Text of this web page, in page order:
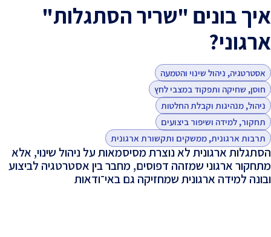
איך בונים "שריר הסתגלות"
ארגוני?
אסטרטגיה, ניהול שינוי והטמעה
חוסן, שחיקה ותפקוד במצבי לחץ
ניהול, מנהיגות וקבלת החלטות
תחקור, למידה ושיפור ביצועים
תרבות ארגונית, ממשקים ותקשורת ארגונית
הסתגלות ארגונית לא נוצרת מסיסמאות על ניהול שינוי, אלא
מתחקור ארגוני שמזהה דפוסים, מחבר בין אסטרטגיה לביצוע
ובונה למידה ארגונית שמחזיקה גם באי־ודאות